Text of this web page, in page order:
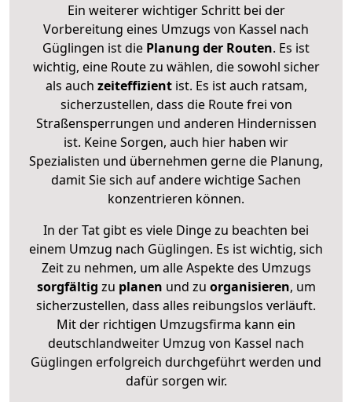
Ein weiterer wichtiger Schritt bei der
Vorbereitung eines Umzugs von Kassel nach
Güglingen ist die Planung der Routen. Es ist
wichtig, eine Route zu wählen, die sowohl sicher
als auch zeiteffizientist. Es ist auch ratsam,
sicherzustellen, dass die Route frei von
Straßensperrungen und anderen Hindernissen
ist. Keine Sorgen, auch hier haben wir
Spezialisten und übernehmen gerne die Planung,
damit Sie sich auf andere wichtige Sachen
konzentrieren können.
In der Tat gibt es viele Dinge zu beachten bei
einem Umzug nach Güglingen. Es ist wichtig, sich
Zeit zu nehmen, um alle Aspekte des Umzugs
sorgfältig zu planen und zu organisieren, um
sicherzustellen, dass alles reibungslos verläuft.
Mit der richtigen Umzugsfirma kann ein
deutschlandweiter Umzug von Kassel nach
Güglingen erfolgreich durchgeführt werden und
dafür sorgen wir.